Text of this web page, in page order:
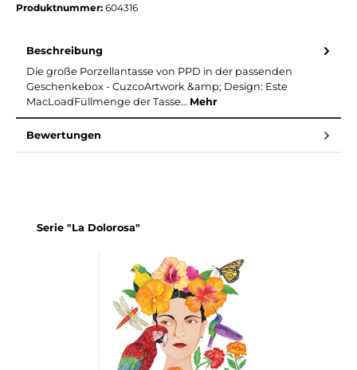
Produktnummer: 604316
Beschreibung
Die große Porzellantasse von PPD in der passenden
Geschenkebox - CuzcoArtwork &amp; Design: Este
MacLoadFüllmenge der Tasse… Mehr
Bewertungen
Produktgalerie überspringen
Serie "La Dolorosa"